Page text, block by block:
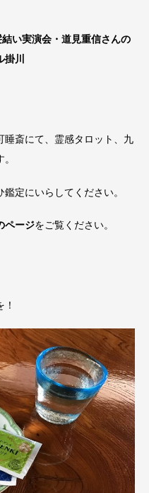
い実演会・道見重信さんの
掛川
斎にて、霊感タロット、九
定にいらしてください。
ページをご覧ください。
！